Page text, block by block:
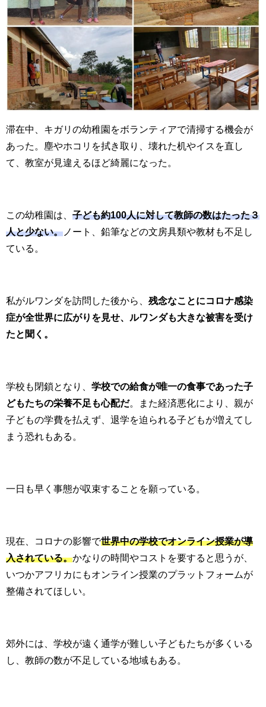
滞在中、キガリの幼稚園をボランティアで清掃する機会が
あった。塵やホコリを拭き取り、壊れた机やイスを直し
て、教室が見違えるほど綺麗になった。
この幼稚園は、 子ども約100人に対して教師の数はたった３
人と少ない。 ノート、鉛筆などの文房具類や教材も不足し
ている。
私がルワンダを訪問した後から、 残念なことにコロナ感染
症が全世界に広がりを見せ、ルワンダも大きな被害を受け
たと聞く。
学校も閉鎖となり、 学校での給食が唯一の食事であった子
どもたちの栄養不足も心配だ。また経済悪化により、親が
子どもの学費を払えず、退学を迫られる子どもが増えてし
まう恐れもある。
一日も早く事態が収束することを願っている。
現在、コロナの影響で世界中の学校でオンライン授業が導
入されている。かなりの時間やコストを要すると思うが、
いつかアフリカにもオンライン授業のプラットフォームが
整備されてほしい。
郊外には、学校が遠く通学が難しい子どもたちが多くいる
し、教師の数が不足している地域もある。